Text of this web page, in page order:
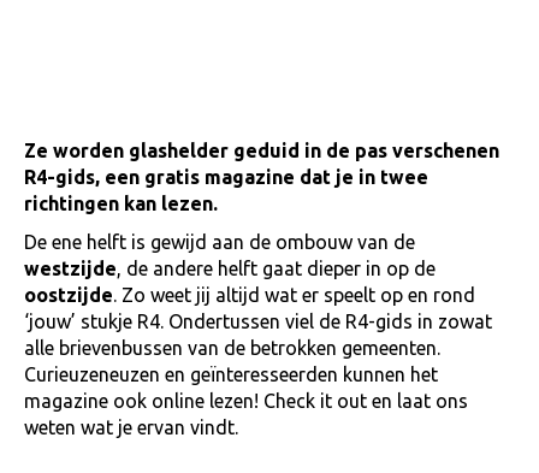
Ze worden glashelder geduid in de pas verschenen
R4-gids, een gratis magazine dat je in twee
richtingen kan lezen.
De ene helft is gewijd aan de ombouw van de
westzijde, de andere helft gaat dieper in op de
oostzijde. Zo weet jij altijd wat er speelt op en rond
‘jouw’ stukje R4. Ondertussen viel de R4-gids in zowat
alle brievenbussen van de betrokken gemeenten.
Curieuzeneuzen en geïnteresseerden kunnen het
magazine ook online lezen! Check it out en laat ons
weten wat je ervan vindt.